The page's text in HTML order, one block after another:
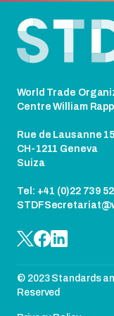
World Trade
Centre William
Rue de Lausanne
CH-1211 Geneva
Suiza
Tel: +41 (0)22 739
© 2023 Standards
Reserved